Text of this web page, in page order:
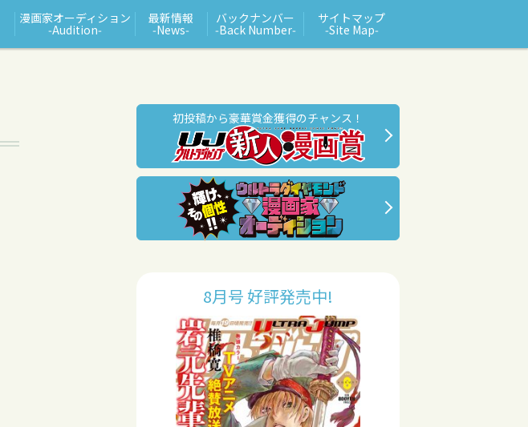
漫画家オーディション
‑Audition‑
最新情報
‑News‑
バックナンバー
‑Back Number‑
サイトマップ
‑Site Map‑
初投稿から豪華賞金獲得のチャンス！
8月号 好評発売中!